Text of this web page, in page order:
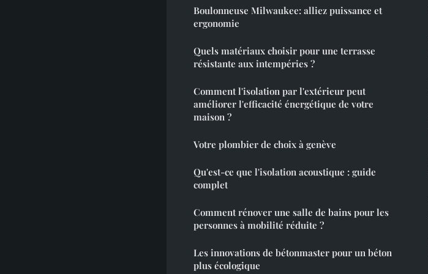
Boulonneuse Milwaukee: alliez puissance et
ergonomie
Quels matériaux choisir pour une terrasse
résistante aux intempéries ?
Comment l'isolation par l'extérieur peut
améliorer l'efficacité énergétique de votre
maison ?
Votre plombier de choix à genève
Qu'est-ce que l'isolation acoustique : guide
complet
Comment rénover une salle de bains pour les
personnes à mobilité réduite ?
Les innovations de bétonmaster pour un béton
plus écologique